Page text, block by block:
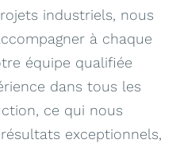
industriels, nous
à chaque
équipe qualifiée
dans tous les
ce qui nous
exceptionnels,